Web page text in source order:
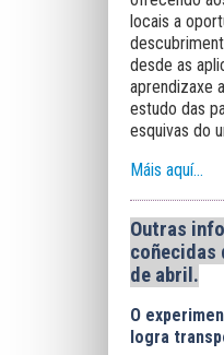
locais a
desde as
aprendizaxe
estudo das
esquivas do
Máis aquí...
Outras
coñecidas
de abril.
O
logra